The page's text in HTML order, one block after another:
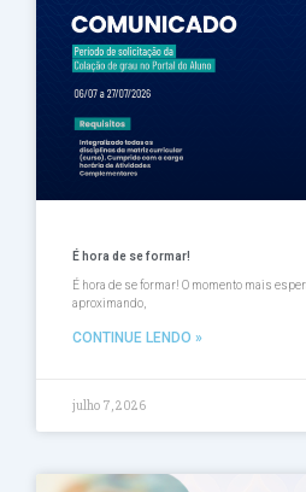
É hora de se formar!
É hora de se formar! O momento mais
aproximando,
CONTINUE LENDO »
julho 7, 2026